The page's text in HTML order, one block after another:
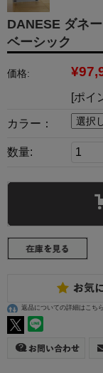
DANESE ダネ
ベーシック
価格:
[ポイ
カラー：
数量:
返品についての詳細はこちら